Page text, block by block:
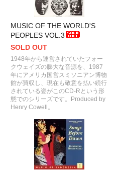
MUSIC OF THE WORLD'S
PEOPLES VOL.3
SOLD OUT
1948年から運営されていたフォー
クウェイズの膨大な音源を、1987
年にアメリカ国営スミソニアン博物
館が買収し、現在も敬意を払い続行
されている姿がこのCD-Rという形
態でのシリーズです。Produced by
Henry Cowell。